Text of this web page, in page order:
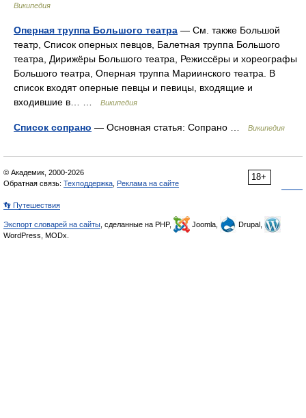
Википедия
Оперная труппа Большого театра — См. также Большой
театр, Список оперных певцов, Балетная труппа Большого
театра, Дирижёры Большого театра, Режиссёры и хореографы
Большого театра, Оперная труппа Мариинского театра. В
список входят оперные певцы и певицы, входящие и
входившие в… …
Википедия
Список сопрано — Основная статья: Сопрано … Википедия
18+
© Академик, 2000-2026
Обратная связь: Техподдержка Реклама на сайте
👣 Путешествия
Экспорт словарей на сайты , сделанные на PHP, Joomla,
Drupal,
WordPress, MODx.